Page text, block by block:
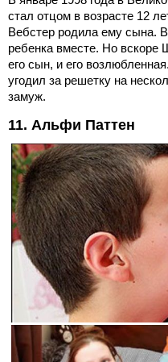
стал отцом в возрасте 12
Вебстер родила ему сына.
ребенка вместе. Но вскоре
его сын, и его
угодил за решетку на
замуж.
11. Альфи Паттен